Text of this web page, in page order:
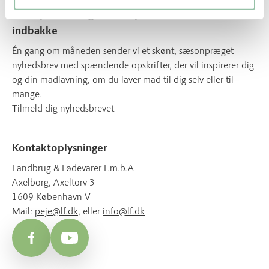
Få inspiration og lækre opskrifter direkte i din
indbakke
Én gang om måneden sender vi et skønt, sæsonpræget
nyhedsbrev med spændende opskrifter, der vil inspirerer dig
og din madlavning, om du laver mad til dig selv eller til
mange.
Tilmeld dig nyhedsbrevet
Kontaktoplysninger
Landbrug & Fødevarer F.m.b.A
Axelborg, Axeltorv 3
1609 København V
Mail: peje@lf.dk, eller info@lf.dk
FacebookYouTube